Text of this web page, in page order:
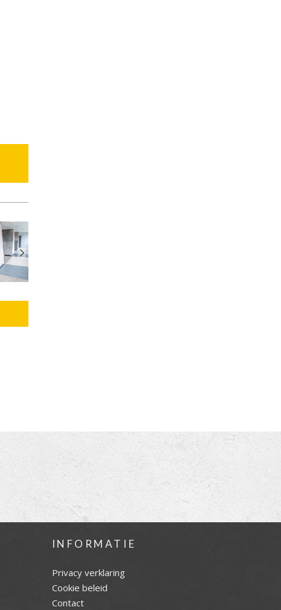
INFORMATIE
Privacy verklaring
Cookie beleid
Contact